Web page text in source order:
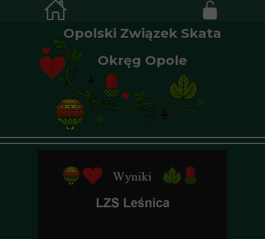
Opolski Związek Skata
Okręg Opole